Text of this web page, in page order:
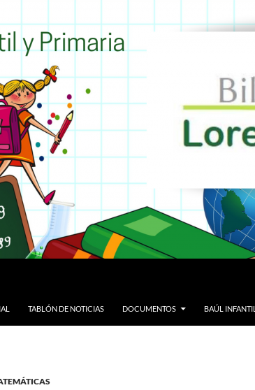
TABLÓN DE NOTICIAS DOCUMENTOS BAÚL INFANTIL